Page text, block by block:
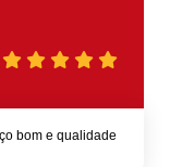
bom e qualidade